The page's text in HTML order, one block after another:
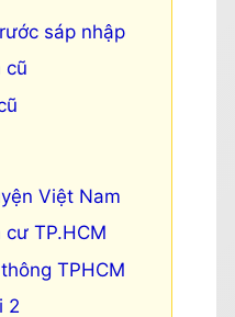
sáp nhập
cũ
Việt Nam
TP.HCM
TPHCM
2